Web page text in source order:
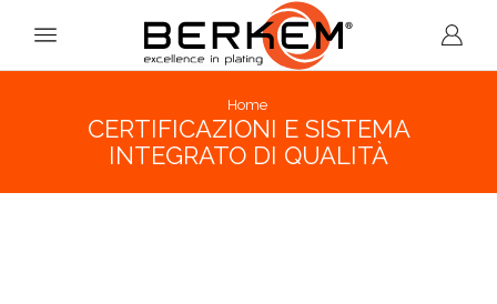
Home
CERTIFICAZIONI E SISTEMA
INTEGRATO DI QUALITÀ